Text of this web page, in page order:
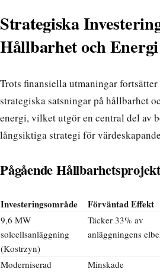
Strategiska
Hållbarhet och Energi
Trots finansiella utmaningar
strategiska satsningar på hållbarhet
energi, vilket utgör en central del av
långsiktiga strategi för
Pågående Hållbarhetsprojekt
Investeringsområde Förväntad Effekt
9,6 MW
solcellsanläggning
(Kostrzyn)
Täcker 33% av
anläggningens
Moderniserad
Minskade